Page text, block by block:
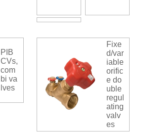
PIB
CVs,
com
bi va
lves
Fixe
d/var
iable
orific
e do
uble
regul
ating
valv
es